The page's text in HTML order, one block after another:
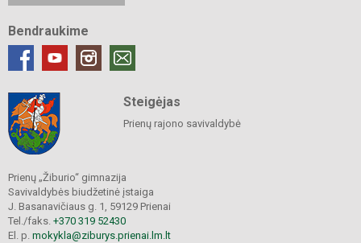
Bendraukime
Steigėjas
Prienų rajono savivaldybė
Prienų „Žiburio“ gimnazija
Savivaldybės biudžetinė įstaiga
J. Basanavičiaus g. 1, 59129 Prienai
Tel./faks. +370 319 52430
El. p. mokykla@ziburys.prienai.lm.lt